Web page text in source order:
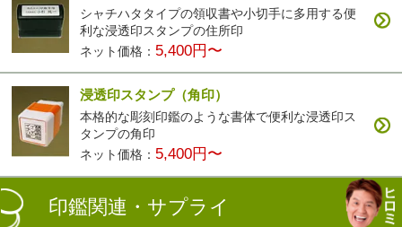
シャチハタタイプの領収書や小切手に多用する便
利な浸透印スタンプの住所印
ネット価格： 5,400円〜
浸透印スタンプ（角印）
本格的な彫刻印鑑のような書体で便利な浸透印ス
タンプの角印
ネット価格： 5,400円〜
印鑑関連・サプライ